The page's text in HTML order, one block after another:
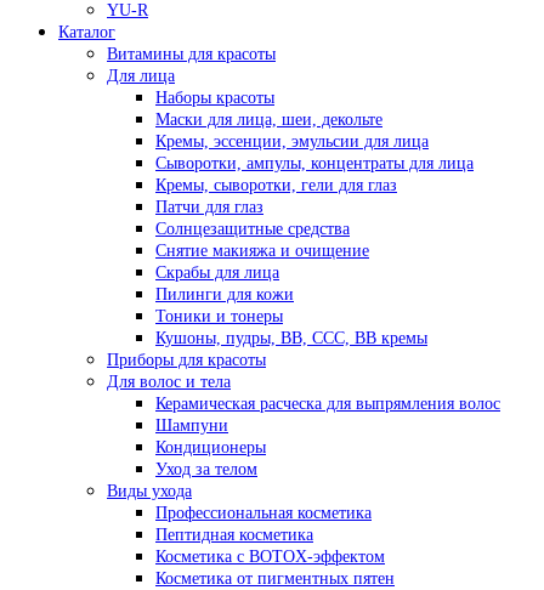
YU-R
Каталог
Витамины для красоты
Для лица
Наборы красоты
Маски для лица, шеи, декольте
Кремы, эссенции, эмульсии для лица
Сыворотки, ампулы, концентраты для лица
Кремы, сыворотки, гели для глаз
Патчи для глаз
Солнцезащитные средства
Снятие макияжа и очищение
Скрабы для лица
Пилинги для кожи
Тоники и тонеры
Кушоны, пудры, ВВ, ССС, ВВ кремы
Приборы для красоты
Для волос и тела
Керамическая расческа для выпрямления волос
Шампуни
Кондиционеры
Уход за телом
Виды ухода
Профессиональная косметика
Пептидная косметика
Косметика с BOTOX-эффектом
Косметика от пигментных пятен